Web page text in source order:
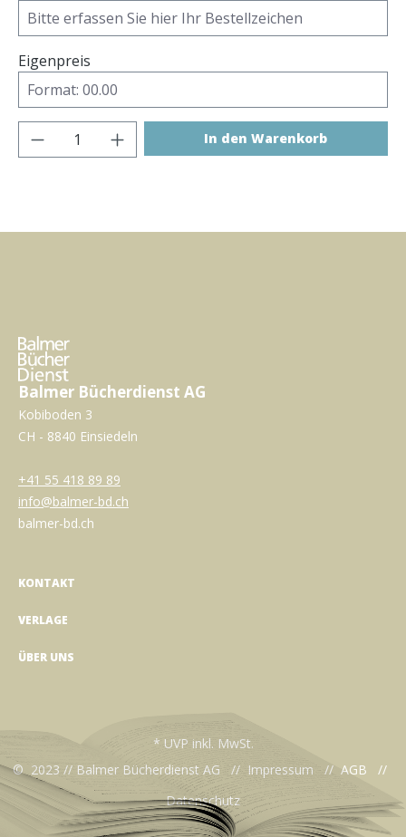
Eigenpreis
Produkt Anzahl: Gib den gewünschten
In den Warenkorb
Balmer Bücherdienst AG
Kobiboden 3
CH - 8840 Einsiedeln
+41 55 418 89 89
info@balmer-bd.ch
balmer-bd.ch
KONTAKT
VERLAGE
ÜBER UNS
* UVP inkl. MwSt.
© 2023 // Balmer Bücherdienst AG // Impressum // AGB //
Datenschutz